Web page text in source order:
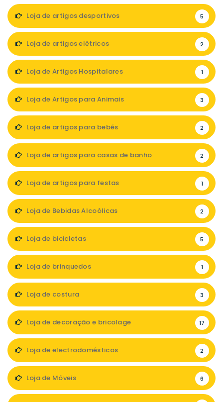
Loja de artigos desportivos 5
Loja de artigos elétricos 2
Loja de Artigos Hospitalares 1
Loja de Artigos para Animais 3
Loja de artigos para bebés 2
Loja de artigos para casas de banho 2
Loja de artigos para festas 1
Loja de Bebidas Alcoólicas 2
Loja de bicicletas 5
Loja de brinquedos 1
Loja de costura 3
Loja de decoração e bricolage 17
Loja de electrodomésticos 2
Loja de Móveis 6